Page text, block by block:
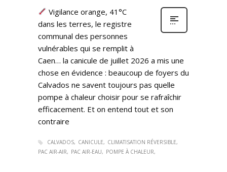
Vigilance orange, 41°C
dans les terres, le registre
communal des personnes
vulnérables qui se remplit à
Caen… la canicule de juillet 2026 a mis une
chose en évidence : beaucoup de foyers du
Calvados ne savent toujours pas quelle
pompe à chaleur choisir pour se rafraîchir
efficacement. Et on entend tout et son
contraire
CALVADOS CANICULE
CLIMATISATION RÉVERSIBLE
PAC AIR-AIR
PAC AIR-EAU POMPE À CHALEUR